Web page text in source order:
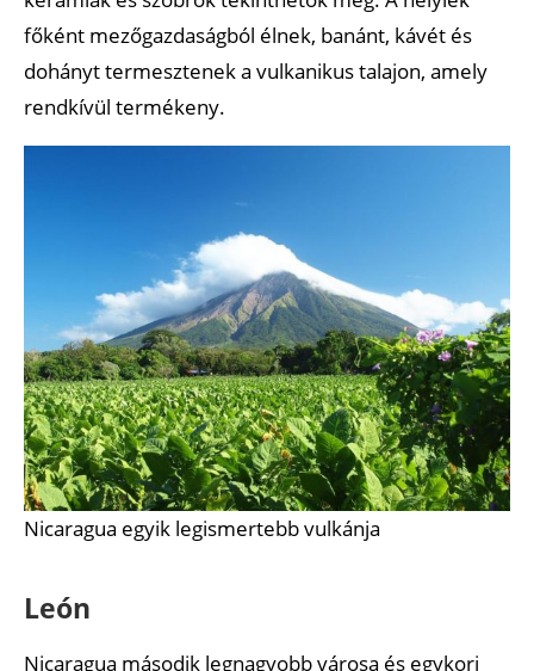
főként mezőgazdaságból élnek, banánt, kávét és
dohányt termesztenek a vulkanikus talajon, amely
rendkívül termékeny.
Nicaragua egyik legismertebb vulkánja
León
Nicaragua második legnagyobb városa és egykori